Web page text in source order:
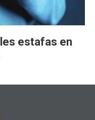
estafas en